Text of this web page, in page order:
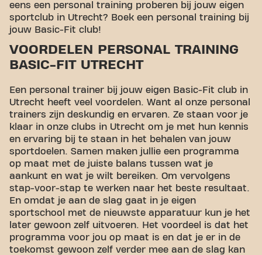
eens een personal training proberen bij jouw eigen
sportclub in Utrecht? Boek een personal training bij
jouw Basic-Fit club!
VOORDELEN PERSONAL TRAINING
BASIC-FIT UTRECHT
Een personal trainer bij jouw eigen Basic-Fit club in
Utrecht heeft veel voordelen. Want al onze personal
trainers zijn deskundig en ervaren. Ze staan voor je
klaar in onze clubs in Utrecht om je met hun kennis
en ervaring bij te staan in het behalen van jouw
sportdoelen. Samen maken jullie een programma
op maat met de juiste balans tussen wat je
aankunt en wat je wilt bereiken. Om vervolgens
stap-voor-stap te werken naar het beste resultaat.
En omdat je aan de slag gaat in je eigen
sportschool met de nieuwste apparatuur kun je het
later gewoon zelf uitvoeren. Het voordeel is dat het
programma voor jou op maat is en dat je er in de
toekomst gewoon zelf verder mee aan de slag kan